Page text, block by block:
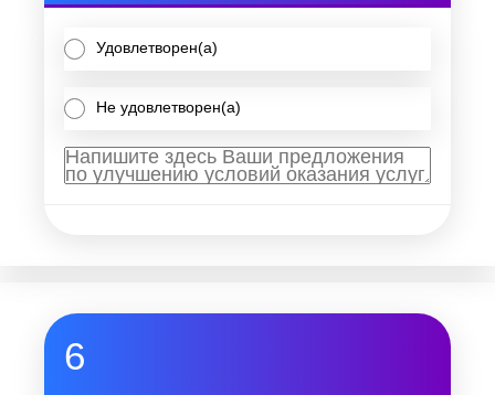
Удовлетворен(а)
Не удовлетворен(а)
6